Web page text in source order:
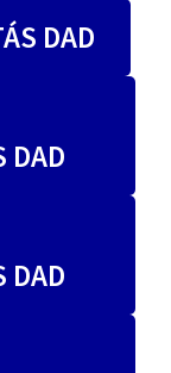
DAD
DAD
DAD